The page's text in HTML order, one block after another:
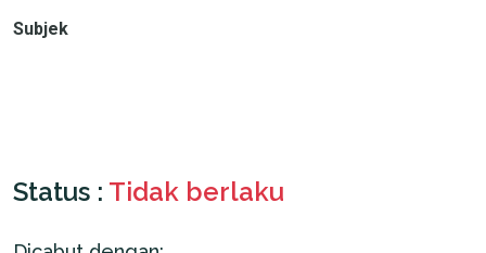
Subjek
Status : Tidak berlaku